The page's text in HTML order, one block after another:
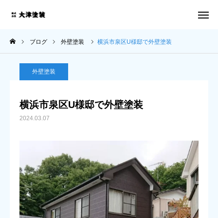
ブログ 外壁塗装 横浜市泉区U様邸で外壁塗装
外壁塗装
横浜市泉区U様邸で外壁塗装
2024.03.07
電話 問合せ メール 問合せ
ホーム
3つの強み
ブログ
会社案内
お問い合わせ